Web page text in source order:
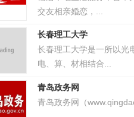
交友相亲婚恋，...
长春理工大学
长春理工大学是一所以光
电、算、材相结合...
青岛政务网
青岛政务网（